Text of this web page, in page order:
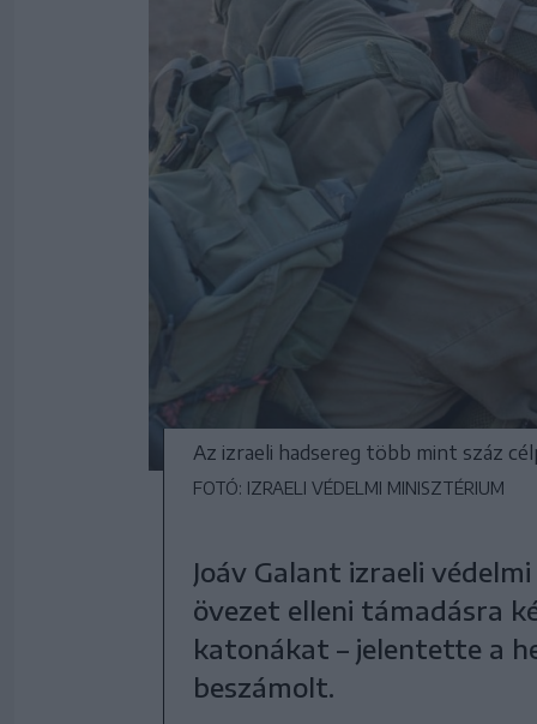
Az izraeli hadsereg több mint száz
FOTÓ: IZRAELI VÉDELMI MINISZTÉRIUM
Joáv Galant izraeli
övezet elleni támadásra
katonákat – jelentette a
beszámolt.